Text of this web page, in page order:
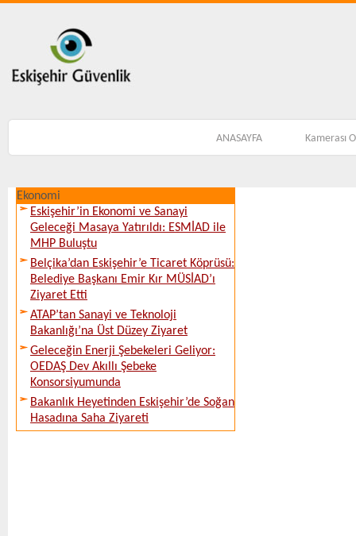
ANASAYFA Kamerası
Ekonomi
Eskişehir’in Ekonomi ve Sanayi
Geleceği Masaya Yatırıldı: ESMİAD ile
MHP Buluştu
Belçika’dan Eskişehir’e Ticaret Köprüsü:
Belediye Başkanı Emir Kır MÜSİAD’ı
Ziyaret Etti
ATAP’tan Sanayi ve Teknoloji
Bakanlığı’na Üst Düzey Ziyaret
Geleceğin Enerji Şebekeleri Geliyor:
OEDAŞ Dev Akıllı Şebeke
Konsorsiyumunda
Bakanlık Heyetinden Eskişehir’de Soğan
Hasadına Saha Ziyareti